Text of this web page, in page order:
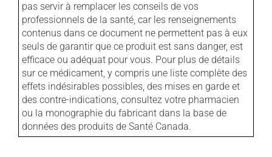
pas servir à remplacer les conseils de vos
professionnels de la santé, car les renseignements
contenus dans ce document ne permettent pas à eux
seuls de garantir que ce produit est sans danger, est
efficace ou adéquat pour vous. Pour plus de détails
sur ce médicament, y compris une liste complète des
effets indésirables possibles, des mises en garde et
des contre-indications, consultez votre pharmacien
ou la monographie du fabricant dans la base de
données des produits de Santé Canada.